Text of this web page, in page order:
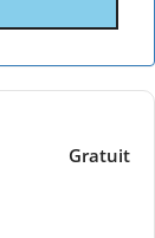
Gratuit